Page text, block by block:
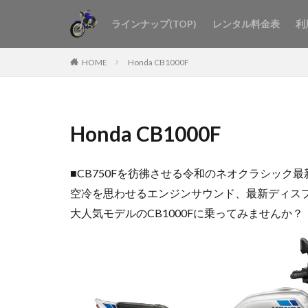
ラインナップ(TOP) レンタル料金表 利
HOME Honda CB1000F
Honda CB1000F
■CB750Fを彷彿させる令和のネオクラシック
空冷を思わせるエンジンサウンド、最新ディス
大人気モデルのCB1000Fに乗ってみませんか？